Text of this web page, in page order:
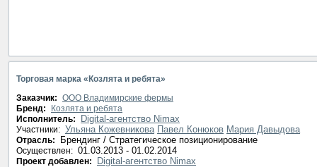
Торговая марка «Козлята и ребята»
Заказчик: OOO Владимирские фермы
Бренд:
Козлята и ребята
Исполнитель:
Digital-агентство Nimax
Участники: Ульяна Кожевникова Павел Конюков Мария Давыдова
Отрасль: Брендинг / Стратегическое позиционирование
Осуществлен: 01.03.2013 - 01.02.2014
Проект добавлен: Digital-агентство Nimax